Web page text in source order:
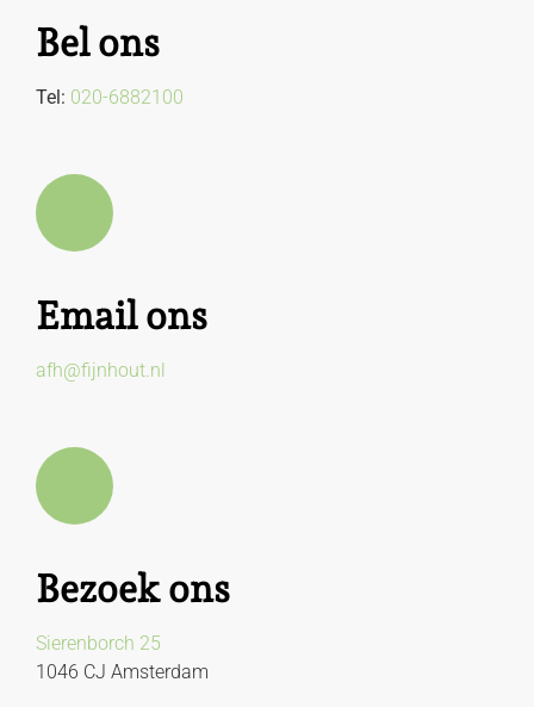
Bel ons
Tel: 020-6882100
Email ons
afh@fijnhout.nl
Bezoek ons
Sierenborch 25
1046 CJ Amsterdam